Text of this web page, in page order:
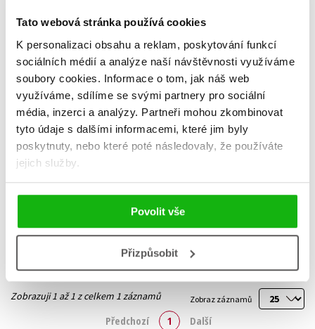
Tato webová stránka používá cookies
K personalizaci obsahu a reklam, poskytování funkcí
sociálních médií a analýze naší návštěvnosti využíváme
soubory cookies. Informace o tom, jak náš web
využíváme, sdílíme se svými partnery pro sociální
média, inzerci a analýzy. Partneři mohou zkombinovat
tyto údaje s dalšími informacemi, které jim byly
poskytnuty, nebo které poté následovaly, že používáte
jejich služby.
Povolit vše
Přizpůsobit
Generační konflikt
Veronika Capáková
319 Kč399 Kč
Zobraz záznamů
Zobrazuji 1 až 1 z celkem 1 záznamů
Předchozí 1 Další